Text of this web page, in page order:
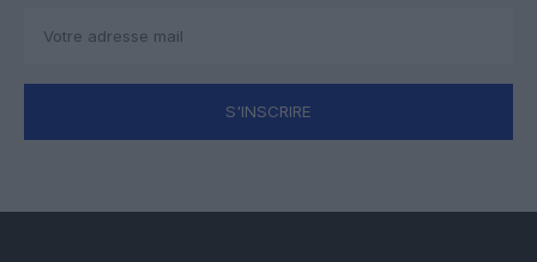
S'INSCRIRE